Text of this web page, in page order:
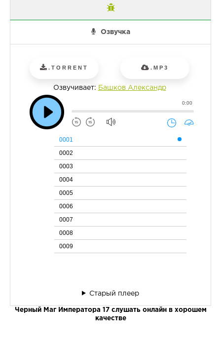
Озвучка
.TORRENT .MP3
Озвучивает: Башков Александр
0:00
0001
0002
0003
0004
0005
0006
0007
0008
0009
Старый плеер
Черный Маг Императора 17 слушать онлайн в хорошем
качестве